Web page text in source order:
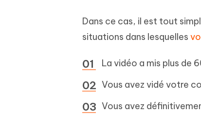
Dans ce cas, il est tout
situations dans lesquelles
La vidéo a mis plus de
Vous avez vidé votre
Vous avez